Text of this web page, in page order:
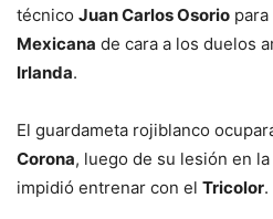
técnico Juan Carlos Osorio
Mexicana de cara a los duelos
Irlanda.
El guardameta rojiblanco
Corona, luego de su lesión en
impidió entrenar con el Tricolor.